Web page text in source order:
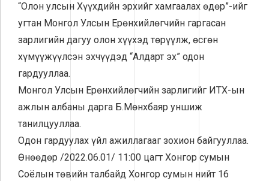
“Олон улсын Хүүхдийн эрхийг хамгаалах өдөр”-ийг
угтан Монгол Улсын Ерөнхийлөгчийн гаргасан
зарлигийн дагуу олон хүүхэд төрүүлж, өсгөн
хүмүүжүүлсэн эхчүүдэд “Алдарт эх” одон
гардууллаа.
Монгол Улсын Ерөнхийлөгчийн зарлигийг ИТХ-ын
ажлын албаны дарга Б.Мөнхбаяр уншиж
танилцууллаа.
Одон гардуулах үйл ажиллагааг зохион байгууллаа.
Өнөөдөр /2022.06.01/ 11:00 цагт Хонгор сумын
Соёлын төвийн талбайд Хонгор сумын нийт 16